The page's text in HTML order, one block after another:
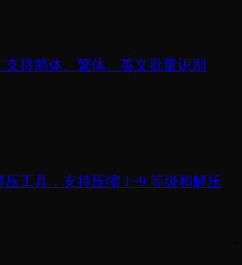
持简体、繁体、英文批量识别
工具，支持压缩 1~9 等级和解压